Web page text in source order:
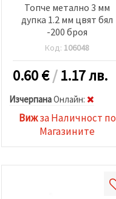
Топче метално 3 мм
дупка 1.2 мм цвят бял
-200 броя
Код: 106048
0.60€/1.17 лв.
ИзчерпанаOнлайн:
Вижза Наличност по
Магазините